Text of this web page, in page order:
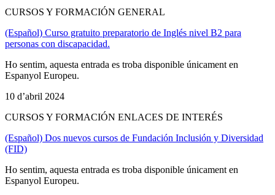
CURSOS Y FORMACIÓN GENERAL
(Español) Curso gratuito preparatorio de Inglés nivel B2 para
personas con discapacidad.
Ho sentim, aquesta entrada es troba disponible únicament en
Espanyol Europeu.
10 d’abril 2024
CURSOS Y FORMACIÓN ENLACES DE INTERÉS
(Español) Dos nuevos cursos de Fundación Inclusión y Diversidad
(FID)
Ho sentim, aquesta entrada es troba disponible únicament en
Espanyol Europeu.